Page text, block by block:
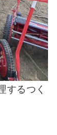
するつく